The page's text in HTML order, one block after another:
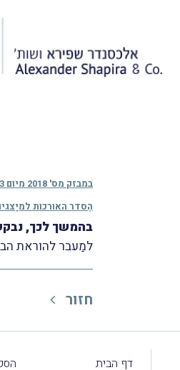
הֶסדר האורכות
בהמשך לכך, נבקש לעדכנכם, כי
למַעבר להוראת
חזור
דף הבית